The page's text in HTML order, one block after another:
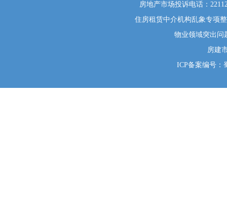
房地产市场投诉电话：
住房租赁中介机构乱象专项
物业领域突出问
房建
ICP备案编号：